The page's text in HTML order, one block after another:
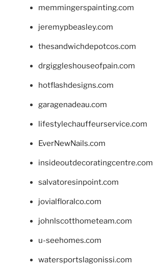
memmingerspainting.com
jeremypbeasley.com
thesandwichdepotcos.com
drgiggleshouseofpain.com
hotflashdesigns.com
garagenadeau.com
lifestylechauffeurservice.com
EverNewNails.com
insideoutdecoratingcentre.com
salvatoresinpoint.com
jovialfloralco.com
johnlscotthometeam.com
u-seehomes.com
watersportslagonissi.com